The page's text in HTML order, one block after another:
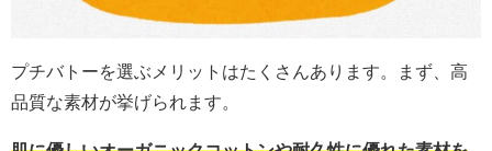
プチバトーを選ぶメリットはたくさんあります。まず、高
品質な素材が挙げられます。